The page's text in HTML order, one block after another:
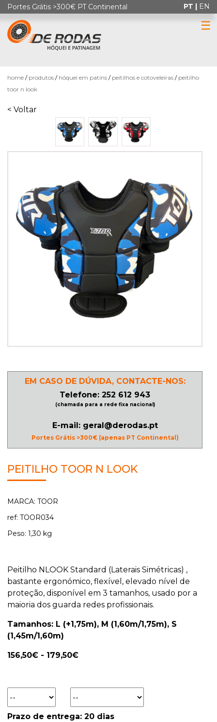
Portes Grátis >300€ PT Continental
HÓQUEI
PATINAGEM
PATINAGEM
PROMOÇÕES
DERBY
☰
PT | EN
home produtos hóquei em patins peitilhos e cotoveleiras
peitilho
toor n look
< Voltar
EM CASO DE DÚVIDA, CONTACTE-NOS:
Telefone: 252 612 943
(chamada para a rede fixa nacional)
E-mail: geral@derodas.pt
Portes Grátis >300€ (apenas PT Continental)
PEITILHO TOOR N LOOK
MARCA: TOOR
ref: TOOR034
Peso: 1,30 kg
Peitilho NLOOK Standard (Laterais Simétricas) ,
bastante ergonómico, flexível, elevado nível de
proteção, disponível em 3 tamanhos, usado por a
maioria dos guarda redes profissionais.
Tamanhos: L (+1,75m), M (1,60m/1,75m), S
(1,45m/1,60m)
156,50€ - 179,50€
Prazo de entrega: 20 dias